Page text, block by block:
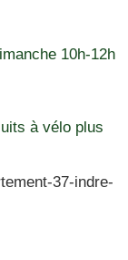
10h-12h
à vélo plus
37-indre-